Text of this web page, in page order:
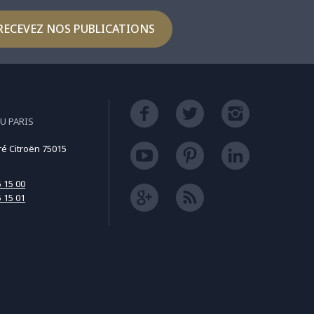
NOS PUBLICATIONS
PARIS
Citroën 75015
15 00
15 01